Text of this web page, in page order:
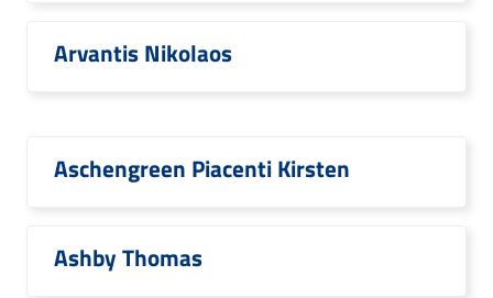
Arvantis Nikolaos
Aschengreen Piacenti Kirsten
Ashby Thomas